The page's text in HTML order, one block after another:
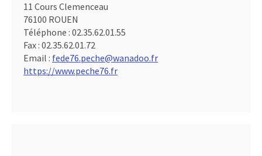
11 Cours Clemenceau
76100 ROUEN
Téléphone : 02.35.62.01.55
Fax : 02.35.62.01.72
Email : fede76.peche@wanadoo.fr
https://www.peche76.fr